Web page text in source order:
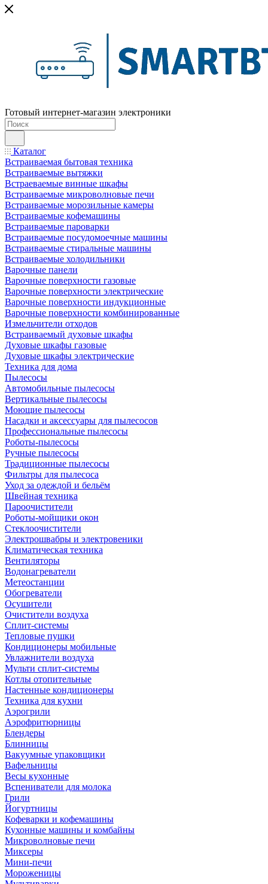
Готовый интернет-магазин электроники
Каталог
Встраиваемая бытовая техника
Встраиваемые вытяжки
Встраеваемые винные шкафы
Встраиваемые микроволновые печи
Встраиваемые морозильные камеры
Встраиваемые кофемашины
Встраиваемые пароварки
Встраиваемые посудомоечные машины
Встраиваемые стиральные машины
Встраиваемые холодильники
Варочные панели
Варочные поверхности газовые
Варочные поверхности электрические
Варочные поверхности индукционные
Варочные поверхности комбинированные
Измельчители отходов
Встраиваемый духовые шкафы
Духовые шкафы газовые
Духовые шкафы электрические
Техника для дома
Пылесосы
Автомобильные пылесосы
Вертикальные пылесосы
Моющие пылесосы
Насадки и аксессуары для пылесосов
Профессиональные пылесосы
Роботы-пылесосы
Ручные пылесосы
Традиционные пылесосы
Фильтры для пылесоса
Уход за одеждой и бельём
Швейная техника
Пароочистители
Роботы-мойщики окон
Стеклоочистители
Электрошвабры и электровеники
Климатическая техника
Вентиляторы
Водонагреватели
Метеостанции
Обогреватели
Осушители
Очистители воздуха
Сплит-системы
Тепловые пушки
Кондиционеры мобильные
Увлажнители воздуха
Мульти сплит-системы
Котлы отопительные
Настенные кондиционеры
Техника для кухни
Аэрогрили
Аэрофритюрницы
Блендеры
Блинницы
Вакуумные упаковщики
Вафельницы
Весы кухонные
Вспениватели для молока
Грили
Йогуртницы
Кофеварки и кофемашины
Кухонные машины и комбайны
Микроволновые печи
Миксеры
Мини-печи
Мороженицы